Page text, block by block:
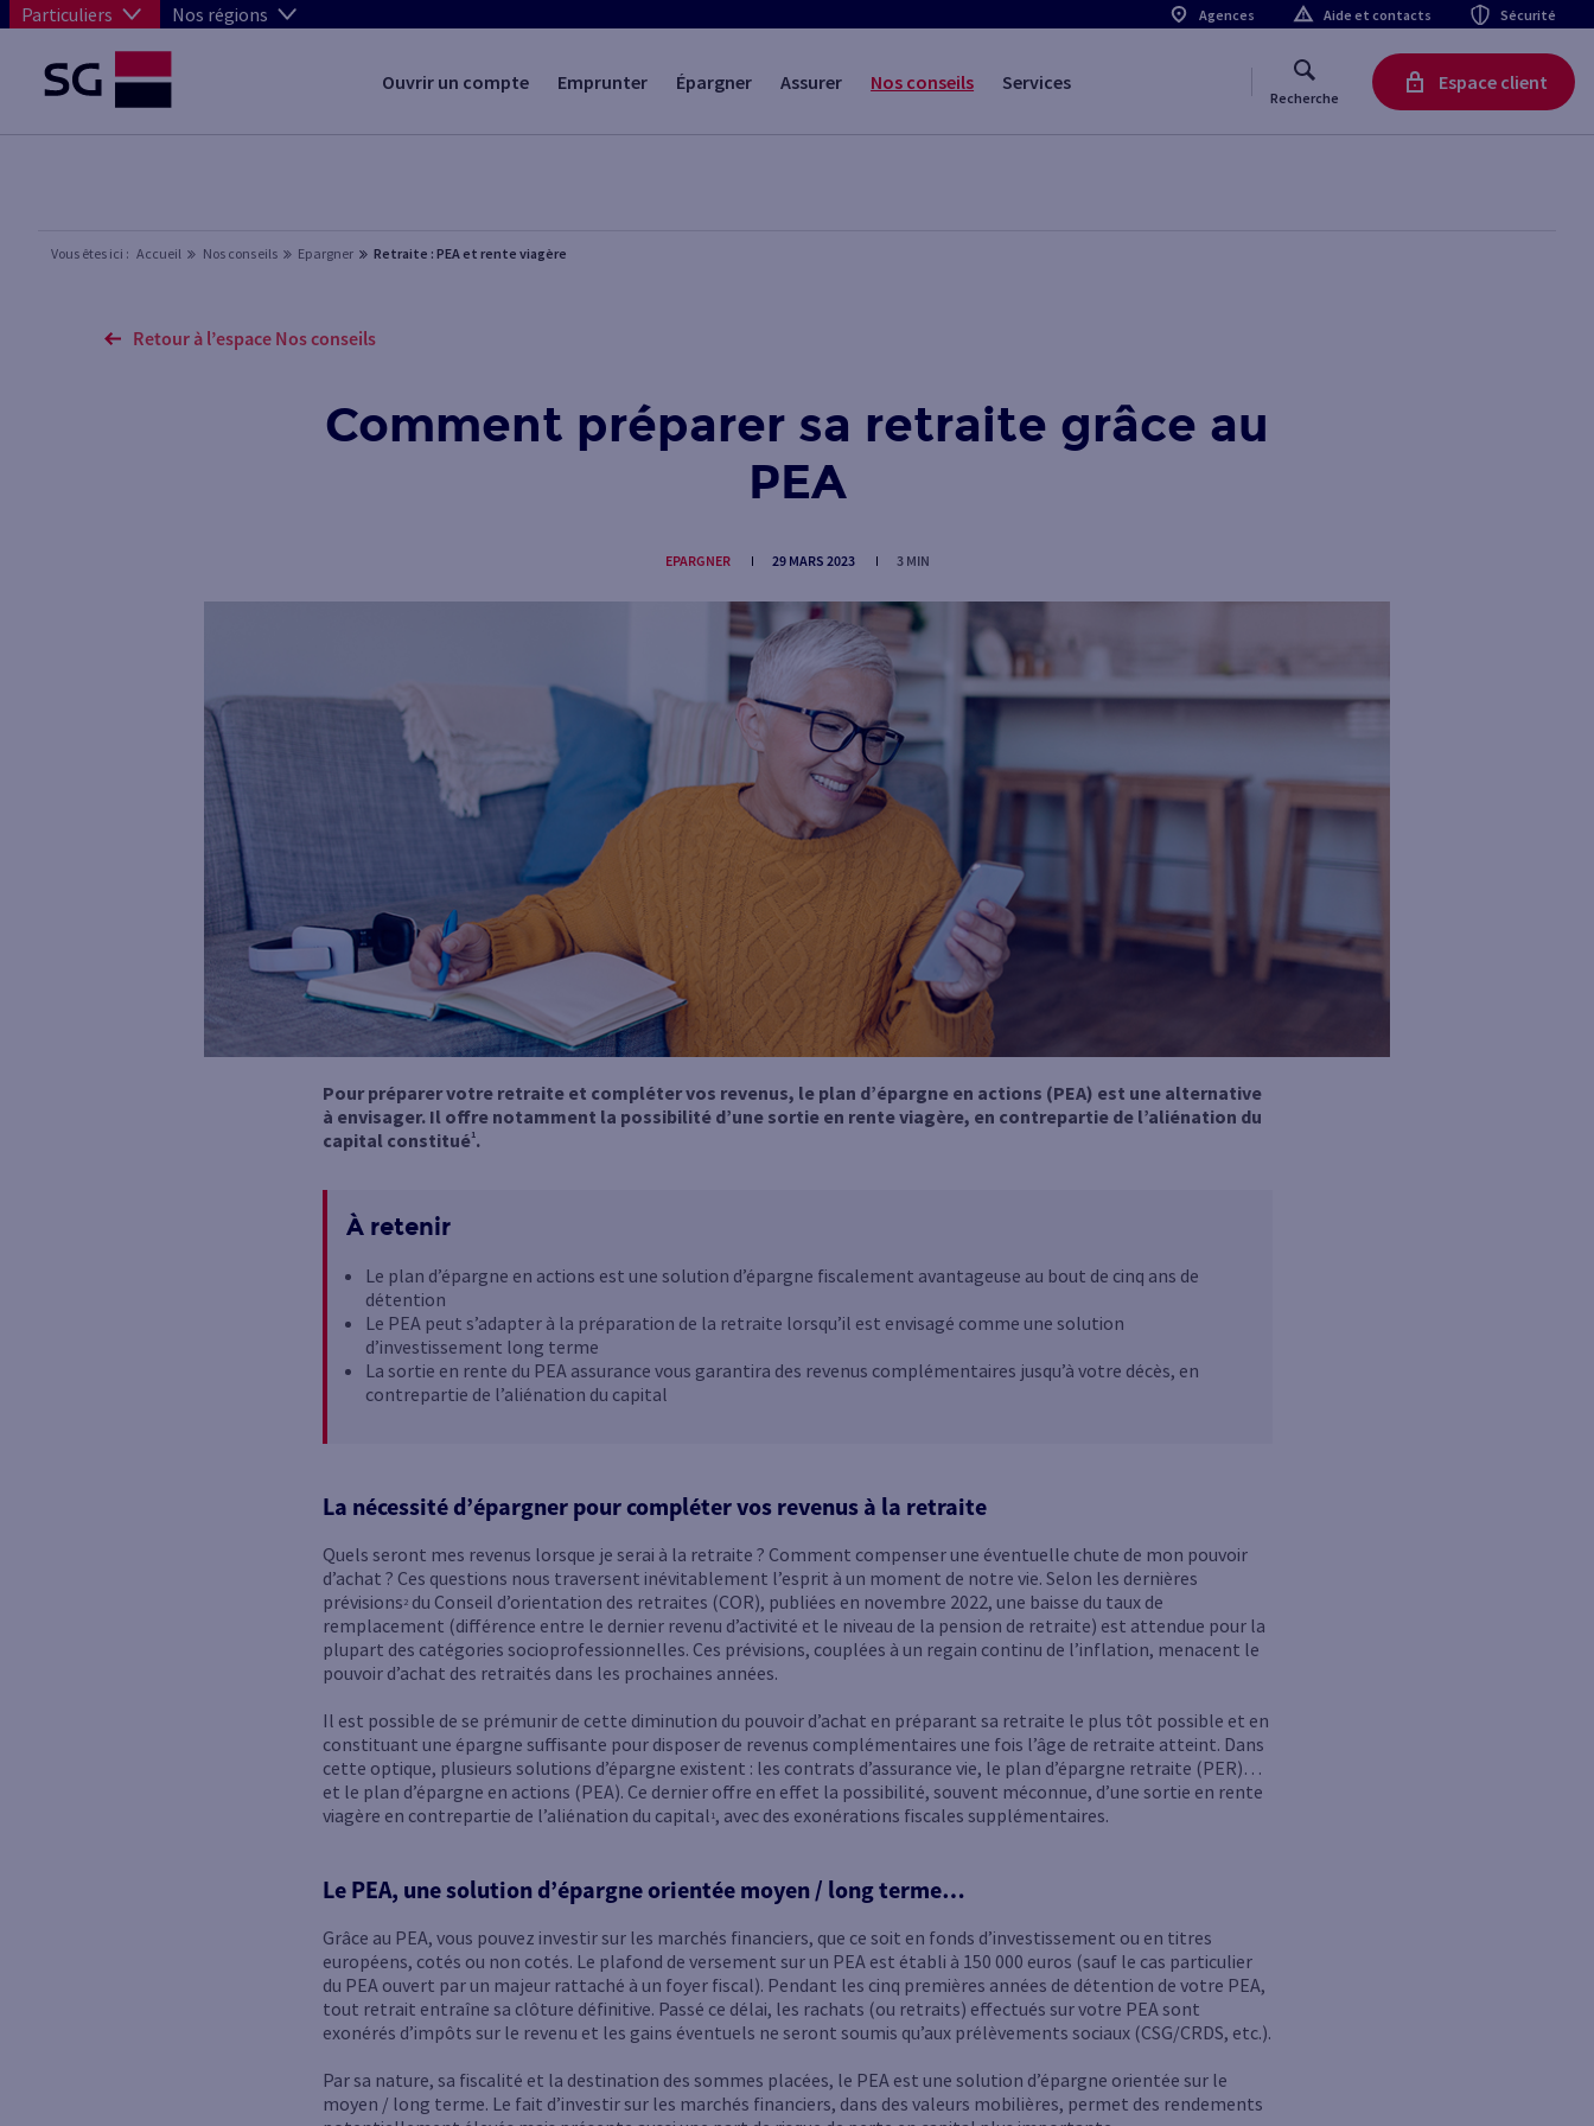
Particuliers Nos régions Agences Aide et contacts Sécurité
Ouvrir un compte Emprunter Épargner Assurer Nos conseils Services
Recherche
Espace client
Vous êtes ici : Accueil Nos conseils Epargner Retraite : PEA et rente viagère
Retour à l’espace Nos conseils
Comment préparer sa retraite grâce au
PEA
EPARGNER 29 MARS 2023 3 MIN
Pour préparer votre retraite et compléter vos revenus, le plan d’épargne en actions (PEA) est une alternative
à envisager. Il offre notamment la possibilité d’une sortie en rente viagère, en contrepartie de l’aliénation du
capital constitué1.
À retenir
Le plan d’épargne en actions est une solution d’épargne fiscalement avantageuse au bout de cinq ans de
détention
Le PEA peut s’adapter à la préparation de la retraite lorsqu’il est envisagé comme une solution
d’investissement long terme
La sortie en rente du PEA assurance vous garantira des revenus complémentaires jusqu’à votre décès, en
contrepartie de l’aliénation du capital
La nécessité d’épargner pour compléter vos revenus à la retraite
Quels seront mes revenus lorsque je serai à la retraite ? Comment compenser une éventuelle chute de mon pouvoir
d’achat ? Ces questions nous traversent inévitablement l’esprit à un moment de notre vie. Selon les dernières
prévisions 2du Conseil d’orientation des retraites (COR), publiées en novembre 2022, une baisse du taux de
remplacement (différence entre le dernier revenu d’activité et le niveau de la pension de retraite) est attendue pour la
plupart des catégories socioprofessionnelles. Ces prévisions, couplées à un regain continu de l’inflation, menacent le
pouvoir d’achat des retraités dans les prochaines années.
Il est possible de se prémunir de cette diminution du pouvoir d’achat en préparant sa retraite le plus tôt possible et en
constituant une épargne suffisante pour disposer de revenus complémentaires une fois l’âge de retraite atteint. Dans
cette optique, plusieurs solutions d’épargne existent : les contrats d’assurance vie, le plan d’épargne retraite (PER)…
et le plan d’épargne en actions (PEA). Ce dernier offre en effet la possibilité, souvent méconnue, d’une sortie en rente
viagère en contrepartie de l’aliénation du capital 1, avec des exonérations fiscales supplémentaires.
Le PEA, une solution d’épargne orientée moyen / long terme…
Grâce au PEA, vous pouvez investir sur les marchés financiers, que ce soit en fonds d’investissement ou en titres
européens, cotés ou non cotés. Le plafond de versement sur un PEA est établi à 150 000 euros (sauf le cas particulier
du PEA ouvert par un majeur rattaché à un foyer fiscal). Pendant les cinq premières années de détention de votre PEA,
tout retrait entraîne sa clôture définitive. Passé ce délai, les rachats (ou retraits) effectués sur votre PEA sont
exonérés d’impôts sur le revenu et les gains éventuels ne seront soumis qu’aux prélèvements sociaux (CSG/CRDS, etc.).
Par sa nature, sa fiscalité et la destination des sommes placées, le PEA est une solution d’épargne orientée sur le
moyen / long terme. Le fait d’investir sur les marchés financiers, dans des valeurs mobilières, permet des rendements